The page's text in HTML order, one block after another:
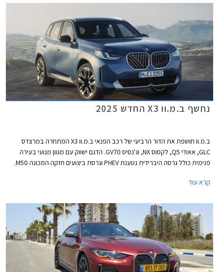
נחשף ב.מ.וו X3 החדש 2025
ב.מ.וו חושפת את הדור הרביעי של רכב הפנאי ב.מ.וו X3 המתחרה במרצדס
GLC, אאודי Q5, לקסוס NX, וג'נסיס GV70. הדגם ישווק עם מגוון מנועי בעירה
פנימית כולל גרסה היברידית נטענת PHEV וגרסת ביצועים חזקה המכונה M50.
בשנה הבאה כדגם נפרד המבוסס על פלטפורמה חשמלית ייעודית ויהיה הדגם
Neue Klasse X אשר הוצג לאחרונה.
קרא עוד